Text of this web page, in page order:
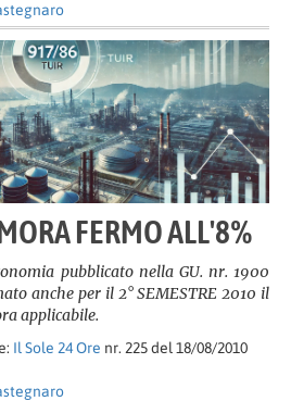
FERMO ALL'8%
pubblicato nella GU. nr. 1900
anche per il 2° SEMESTRE 2010 il
applicabile.
Il Sole 24 Ore nr. 225 del 18/08/2010